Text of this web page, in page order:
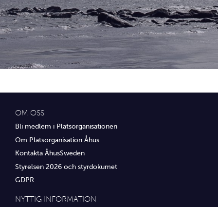
Ideella föreningar
Idrottsföreningar
Media
Transport
Övrig service
OM OSS
Bli medlem i Platsorganisationen
Om Platsorganisation Åhus
Kontakta ÅhusSweden
Styrelsen 2026 och styrdokumet
GDPR
NYTTIG INFORMATION